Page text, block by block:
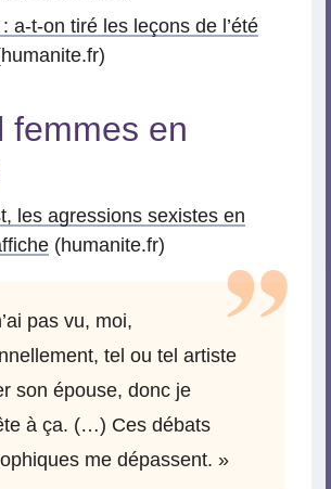
a-t-on tiré les leçons de l’été
femmes en
les agressions sexistes en
(humanite.fr)
pas vu, moi,
tel ou tel artiste
son épouse, donc je
à ça. (…) Ces débats
me dépassent. »